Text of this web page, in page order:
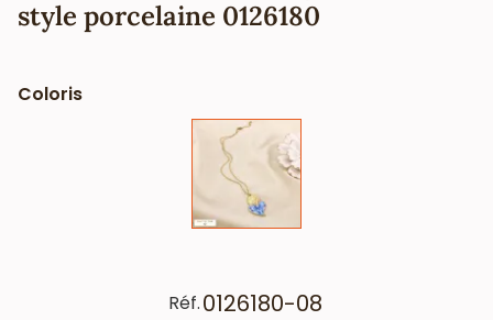
style porcelaine 0126180
Coloris
Réf.0126180-08